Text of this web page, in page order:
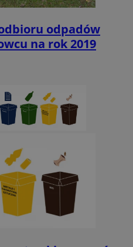
odpadów
na rok 2019